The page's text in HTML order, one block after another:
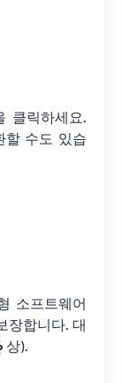
클릭하세요.
할 수도 있습
소프트웨어
장합니다. 대
상).